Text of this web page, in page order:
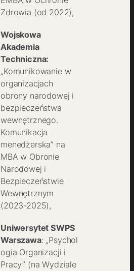
Zdrowia (od 2022),
Wojskowa
Akademia
Techniczna:
„Komunikowanie w
organizacjach
obrony narodowej i
bezpieczeństwa
wewnętrznego.
Komunikacja
menedżerska” na
MBA w Obronie
Narodowej i
Bezpieczeństwie
Wewnętrznym
(2023-2025),
Uniwersytet SWPS
Warszawa: „Psychol
ogia Organizacji i
Pracy” (na Wydziale